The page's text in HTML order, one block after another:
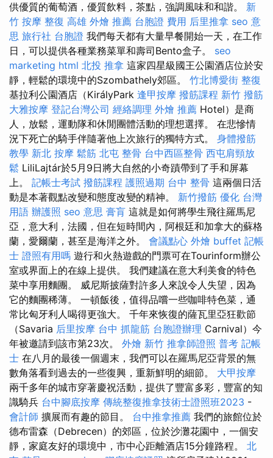
供優質的葡萄酒，優質飲料，茶點，強調風味和和諧。 新
竹 按摩 整復 高雄 外燴 推薦 台胞證 費用 后里推拿 seo 意
思 旅行社 台胞證 我們每天都有大量早餐開始一天，在工作
日，可以提供各種業務菜單和壽司Bento盒子。 seo
marketing html 北投 推拿 這家四星級國王公園酒店位於安
靜，輕鬆的環境中的Szombathely郊區。 竹北博愛街 整復
基拉利公園酒店（KirályPark 逢甲按摩 撥筋課程 新竹 撥筋
大雅按摩 登記台灣公司 經絡調理 外燴 推薦 Hotel）是商
人，放鬆，運動隊和休閒團體活動的理想選擇。 在悲慘情
況下死亡的騎手伴隨著他上次旅行的獨特方式。 身體撥筋
教學 新北 按摩 鬆筋 北屯 整骨 台中西區整骨 西屯肩頸放
鬆 LiliLajtár於5月9日將大自然的小奇蹟帶到了手和屏幕
上。 記帳士考試 撥筋課程 護照過期 台中 整骨 這兩個日活
動是本著觀點改變和態度改變的精神。 新竹撥筋 優化 台灣
用語 辦護照 seo 意思 膏肓 這就是如何將學生飛往羅馬尼
亞，意大利，法國，但在短時間內，阿根廷和加拿大的蘇格
蘭，愛爾蘭，甚至是海洋之外。 會議點心 外燴 buffet 記帳
士 證照有用嗎 遊行和火熱遊戲的門票可在Tourinform辦公
室或界面上的在線上提供。 我們建議在意大利美食的特色
菜中享用麵團。 威尼斯披薩對許多人來說令人失望，因為
它的麵團稀薄。 一頓飯後，值得品嚐一些咖啡特色菜，通
常比匈牙利人喝得更強大。 千年來恢復的薩瓦里亞狂歡節
（Savaria 后里按摩 台中 抓龍筋 台胞證辦理 Carnival）今
年被邀請到該市第23次。 外燴 新竹 推拿師證照 普考 記帳
士 在八月的最後一個週末，我們可以在羅馬尼亞背景的無
數角落看到過去的一些復興，重新鮮明的細節。 大甲按摩
兩千多年的城市穿著慶祝活動，提供了豐富多彩，豐富的知
識騎兵 台中腳底按摩 傳統整復推拿技術士證照班2023 -
會計師 擴展而有趣的節目。 台中推拿推薦 我們的旅館位於
德布雷森（Debrecen）的郊區，位於沙灘花園中，一個安
靜，家庭友好的環境中，市中心距離酒店15分鐘路程。 北